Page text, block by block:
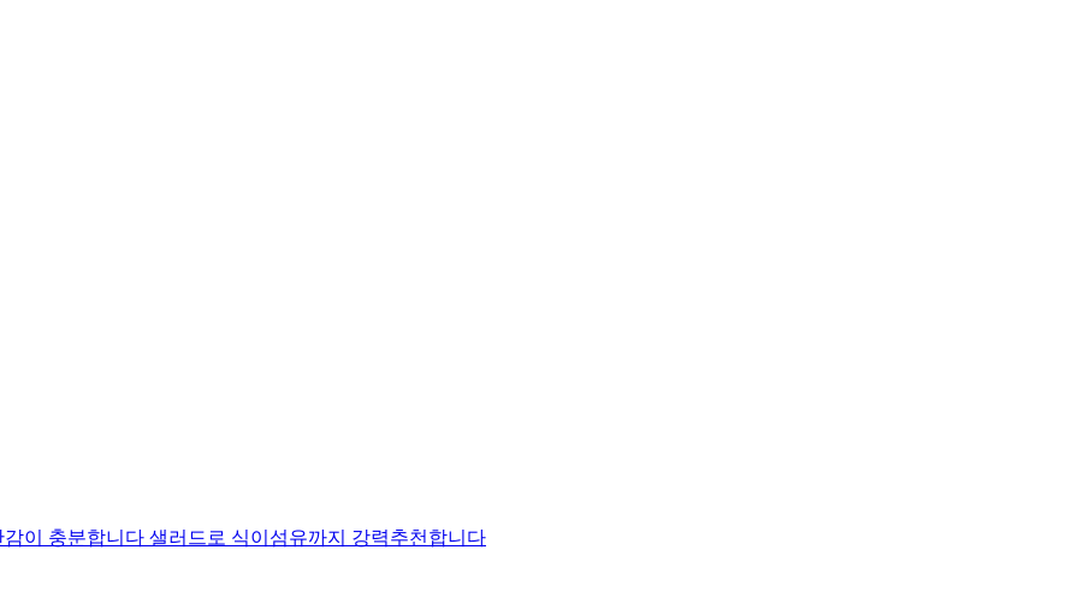
이 충분합니다 샐러드로 식이섬유까지 강력추천합니다